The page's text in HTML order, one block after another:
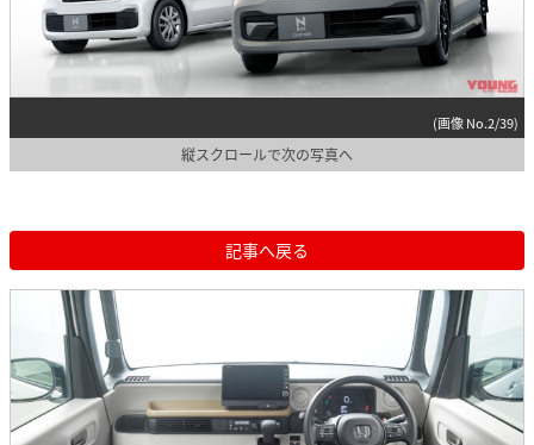
(画像 No.2/39)
縦スクロールで次の写真へ
記事へ戻る